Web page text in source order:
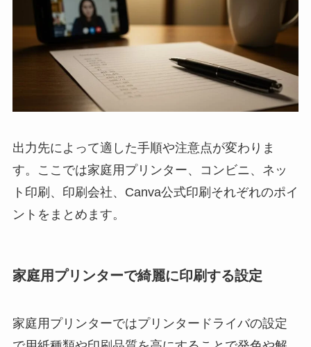
出力先によって適した手順や注意点が変わりま
す。ここでは家庭用プリンター、コンビニ、ネッ
ト印刷、印刷会社、Canva公式印刷それぞれのポイ
ントをまとめます。
家庭用プリンターで綺麗に印刷する設定
家庭用プリンターではプリンタードライバの設定